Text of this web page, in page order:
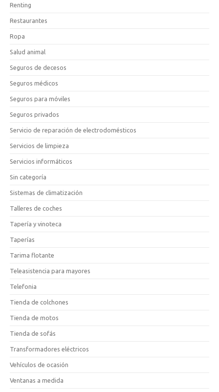
Renting
Restaurantes
Ropa
Salud animal
Seguros de decesos
Seguros médicos
Seguros para móviles
Seguros privados
Servicio de reparación de electrodomésticos
Servicios de limpieza
Servicios informáticos
Sin categoría
Sistemas de climatización
Talleres de coches
Tapería y vinoteca
Taperías
Tarima flotante
Teleasistencia para mayores
Telefonia
Tienda de colchones
Tienda de motos
Tienda de sofás
Transformadores eléctricos
Vehículos de ocasión
Ventanas a medida